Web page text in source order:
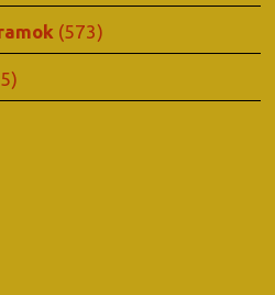
(573)